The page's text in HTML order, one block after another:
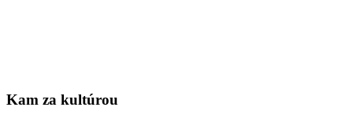
Kam za kultúrou